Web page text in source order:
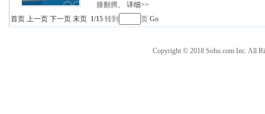
膝翻腾。 详细>>
首页 上一页 下一页 末页 1/15 转到 页 Go
Copyright © 2018 Sohu.com Inc. All